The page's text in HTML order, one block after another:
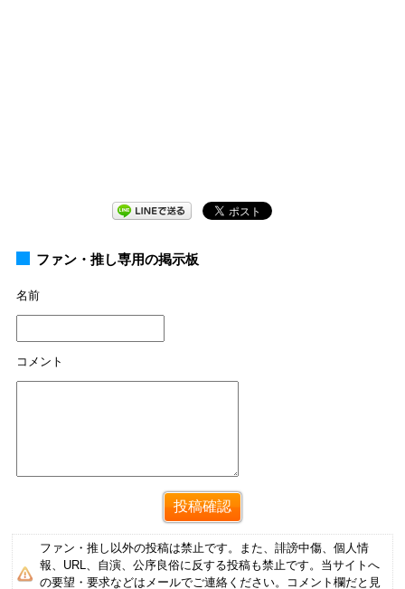
ファン・推し専用の掲示板
名前
コメント
ファン・推し以外の投稿は禁止です。また、誹謗中傷、個人情
報、URL、自演、公序良俗に反する投稿も禁止です。当サイトへ
の要望・要求などはメールでご連絡ください。コメント欄だと見